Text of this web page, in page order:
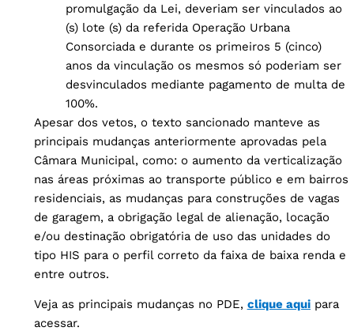
promulgação da Lei, deveriam ser vinculados ao
(s) lote (s) da referida Operação Urbana
Consorciada e durante os primeiros 5 (cinco)
anos da vinculação os mesmos só poderiam ser
desvinculados mediante pagamento de multa de
100%.
Apesar dos vetos, o texto sancionado manteve as
principais mudanças anteriormente aprovadas pela
Câmara Municipal, como: o aumento da verticalização
nas áreas próximas ao transporte público e em bairros
residenciais, as mudanças para construções de vagas
de garagem, a obrigação legal de alienação, locação
e/ou destinação obrigatória de uso das unidades do
tipo HIS para o perfil correto da faixa de baixa renda e
entre outros.
Veja as principais mudanças no PDE, clique aquipara
acessar.